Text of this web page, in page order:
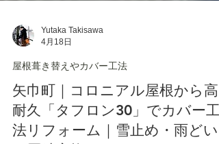
4月18日
屋根葺き替えやカバー工法
矢巾町｜コロニアル屋根から高
耐久「タフロン30」でカバー工